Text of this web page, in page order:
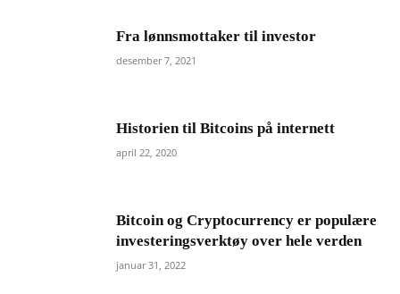
Fra lønnsmottaker til investor
desember 7, 2021
Historien til Bitcoins på internett
april 22, 2020
Bitcoin og Cryptocurrency er populære
investeringsverktøy over hele verden
januar 31, 2022